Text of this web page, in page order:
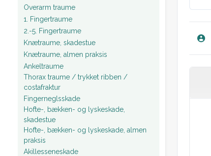
Overarm traume
1. Fingertraume
2.-5. Fingertraume
Knætraume, skadestue
Knætraume, almen praksis
Ankeltraume
Thorax traume / trykket ribben /
costafraktur
Fingerneglsskade
Hofte-, bækken- og lyskeskade,
skadestue
Hofte-, bækken- og lyskeskade, almen
praksis
Akillesseneskade